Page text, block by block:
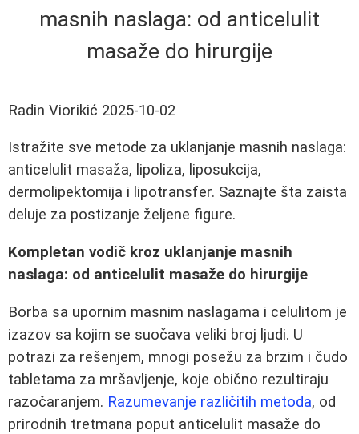
masnih naslaga: od anticelulit
masaže do hirurgije
Radin Viorikić 2025-10-02
Istražite sve metode za uklanjanje masnih naslaga:
anticelulit masaža, lipoliza, liposukcija,
dermolipektomija i lipotransfer. Saznajte šta zaista
deluje za postizanje željene figure.
Kompletan vodič kroz uklanjanje masnih
naslaga: od anticelulit masaže do hirurgije
Borba sa upornim masnim naslagama i celulitom je
izazov sa kojim se suočava veliki broj ljudi. U
potrazi za rešenjem, mnogi posežu za brzim i čudo
tabletama za mršavljenje, koje obično rezultiraju
razočaranjem. Razumevanje različitih metoda, od
prirodnih tretmana poput anticelulit masaže do